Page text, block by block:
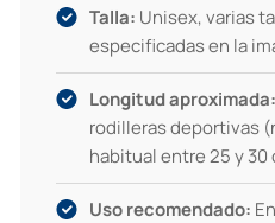
Talla: Unisex, varias
especificadas en la
Longitud aproximada:
rodilleras deportivas
habitual entre 25 y 30
Uso recomendado: